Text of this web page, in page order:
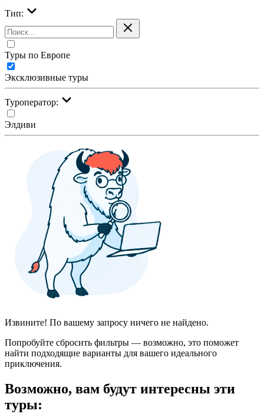
Тип:
Туры по Европе
Эксклюзивные туры
Туроператор:
Элдиви
Извините! По вашему запросу ничего не найдено.
Попробуйте сбросить фильтры — возможно, это поможет
найти подходящие варианты для вашего идеального
приключения.
Возможно, вам будут интересны эти
туры: